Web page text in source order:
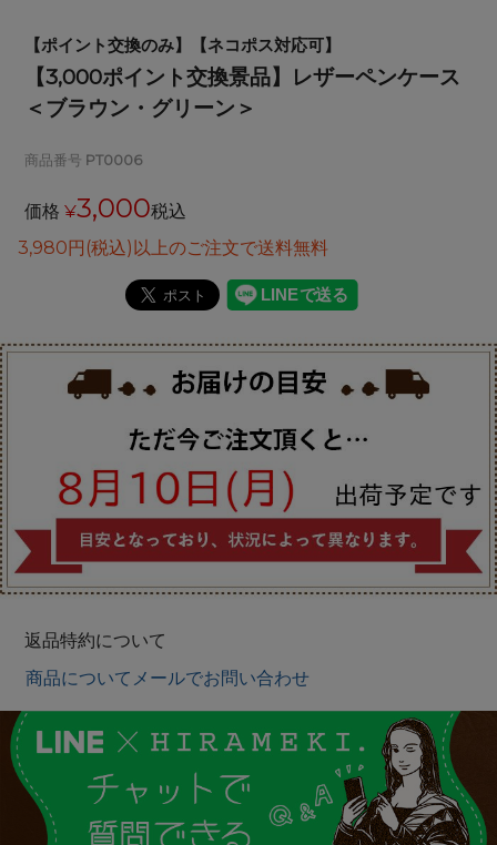
【ポイント交換のみ】【ネコポス対応可】
【3,000ポイント交換景品】レザーペンケース
＜ブラウン・グリーン＞
商品番号 PT0006
価格 ¥3,000税込
3,980円(税込)以上のご注文で送料無料
返品特約について
商品についてメールでお問い合わせ